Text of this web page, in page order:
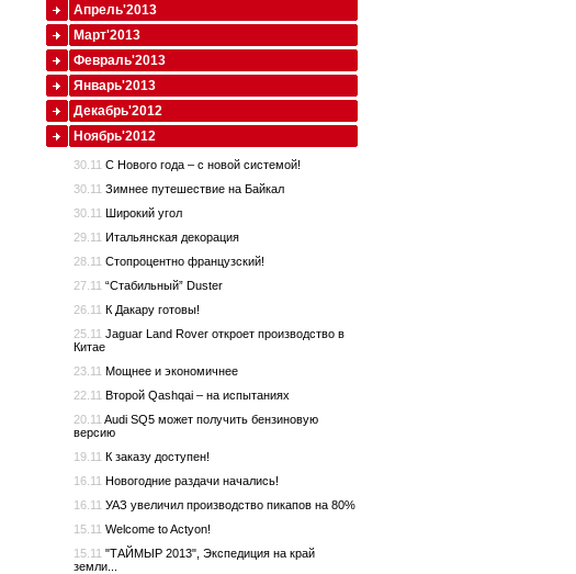
Апрель'2013
Март'2013
Февраль'2013
Январь'2013
Декабрь'2012
Ноябрь'2012
30.11 С Нового года – с новой системой!
30.11 Зимнее путешествие на Байкал
30.11 Широкий угол
29.11 Итальянская декорация
28.11 Стопроцентно французский!
27.11 “Стабильный” Duster
26.11 К Дакару готовы!
25.11 Jaguar Land Rover откроет производство в
Китае
23.11 Мощнее и экономичнее
22.11 Второй Qashqai – на испытаниях
20.11 Audi SQ5 может получить бензиновую
версию
19.11 К заказу доступен!
16.11 Новогодние раздачи начались!
16.11 УАЗ увеличил производство пикапов на 80%
15.11 Welcome to Actyon!
15.11 "ТАЙМЫР 2013", Экспедиция на край
земли...